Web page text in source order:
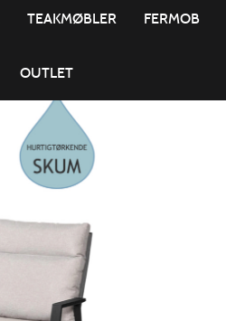
TEAKMØBLER FERMOB
OUTLET